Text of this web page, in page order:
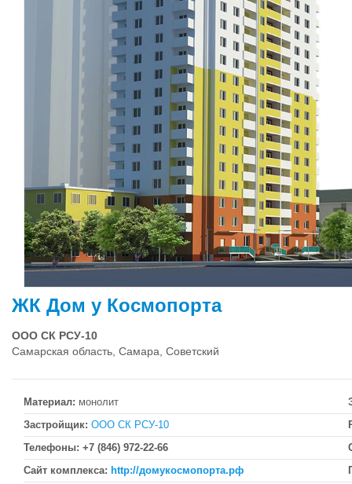
ЖК Дом у Космопорта
ООО СК РСУ-10
Самарская область, Самара, Советский
Материал: монолит
Застройщик: ООО СК РСУ-10
Телефоны: +7 (846) 972-22-66
Сайт комплекса: http://домукосмопорта.рф